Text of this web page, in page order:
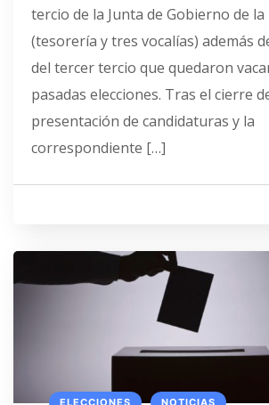
tercio de la Junta de Gobierno de la
(tesorería y tres vocalías) además
del tercer tercio que quedaron
pasadas elecciones. Tras el cierre
presentación de candidaturas y la
correspondiente […]
ELECCIONES NOTICIAS